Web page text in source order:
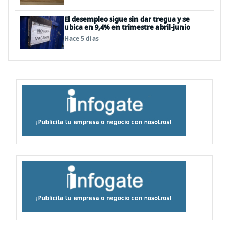
El desempleo sigue sin dar tregua y se
ubica en 9,4% en trimestre abril-junio
Hace 5 días